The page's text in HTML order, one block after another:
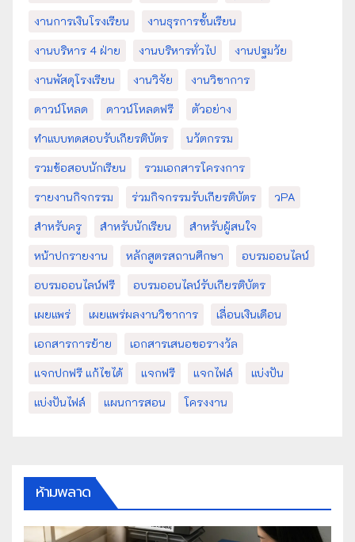
งานการเงินโรงเรียน
งานธุรการชั้นเรียน
งานบริหาร 4 ฝ่าย
งานบริหารทั่วไป
งานปฐมวัย
งานพัสดุโรงเรียน
งานวิจัย
งานวิชาการ
ดาวน์โหลด
ดาวน์โหลดฟรี
ตัวอย่าง
ทำแบบทดสอบรับเกียรติบัตร
นวัตกรรม
รวมข้อสอบนักเรียน
รวมเอกสารโครงการ
รายงานกิจกรรม
ร่วมกิจกรรมรับเกียรติบัตร
วPA
สำหรับครู
สำหรับนักเรียน
สำหรับผู้สนใจ
หน้าปกรายงาน
หลักสูตรสถานศึกษา
อบรมออนไลน์
อบรมออนไลน์ฟรี
อบรมออนไลน์รับเกียรติบัตร
เผยแพร่
เผยแพร่ผลงานวิชาการ
เลื่อนเงินเดือน
เอกสารการย้าย
เอกสารเสนอขอรางวัล
แจกปกฟรี แก้ไขได้
แจกฟรี แจกไฟล์
แบ่งปัน
แบ่งปันไฟล์
แผนการสอน โครงงาน
ห้ามพลาด